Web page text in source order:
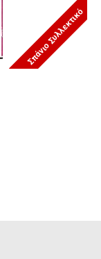
Σπάνιο Συλλεκτικό